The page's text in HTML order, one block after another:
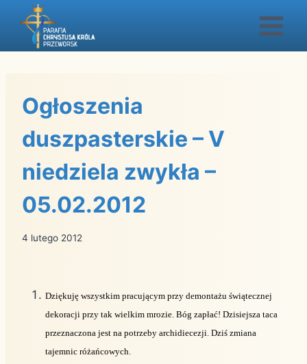
Przejdź
Ogłoszenia
duszpasterskie – V
niedziela zwykła –
05.02.2012
4 lutego 2012
Dziękuję wszystkim pracującym przy demontażu świątecznej
dekoracji przy tak wielkim mrozie. Bóg zapłać! Dzisiejsza taca
przeznaczona jest na potrzeby archidiecezji. Dziś zmiana
tajemnic różańcowych.